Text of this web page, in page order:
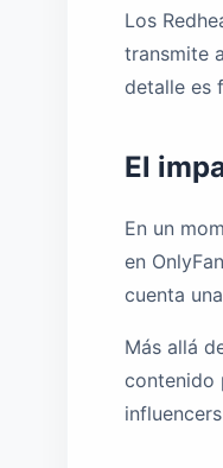
Los
transmite
detalle es
El
En un
en
cuenta
Más allá
contenido